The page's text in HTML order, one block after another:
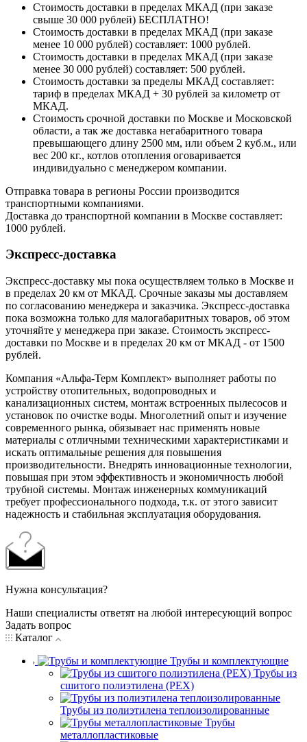
Стоимость доставки в пределах МКАД (при заказе
свыше 30 000 рублей) БЕСПЛАТНО!
Стоимость доставки в пределах МКАД (при заказе
менее 10 000 рублей) составляет: 1000 рублей.
Стоимость доставки в пределах МКАД (при заказе
менее 30 000 рублей) составляет: 500 рублей.
Стоимость доставки за пределы МКАД составляет:
тариф в пределах МКАД + 30 рублей за километр от
МКАД.
Стоимость срочной доставки по Москве и Московской
области, а так же доставка негабаритного товара
превышающего длину 2500 мм, или объем 2 куб.м., или
вес 200 кг., котлов отопления оговаривается
индивидуально с менеджером компании.
Отправка товара в регионы России производится
транспортными компаниями.
Доставка до транспортной компании в Москве составляет:
1000 рублей.
Экспресс-доставка
Экспресс-доставку мы пока осуществляем только в Москве и
в пределах 20 км от МКАД. Срочные заказы мы доставляем
по согласованию менеджера и заказчика. Экспресс-доставка
пока возможна только для малогабаритных товаров, об этом
уточняйте у менеджера при заказе. Стоимость экспресс-
доставки по Москве и в пределах 20 км от МКАД - от 1500
рублей.
Компания «Альфа-Терм Комплект» выполняет работы по
устройству отопительных, водопроводных и
канализационных систем, монтаж встроенных пылесосов и
установок по очистке воды. Многолетний опыт и изучение
современного рынка, обязывает нас применять новые
материалы с отличными техническими характеристиками и
искать оптимальные решения для повышения
производительности. Внедрять инновационные технологии,
повышая при этом эффективность и экономичность любой
трубной системы. Монтаж инженерных коммуникаций
требует профессионального подхода, т.к. от этого зависит
надежность и стабильная эксплуатация оборудования.
Нужна консультация?
Наши специалисты ответят на любой интересующий вопрос
Задать вопрос
Каталог
Трубы и комплектующие
Трубы из
сшитого полиэтилена (PEX)
Трубы из полиэтилена теплоизолированные
Трубы
металлопластиковые